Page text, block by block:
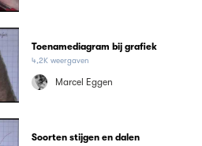
Toenamediagram bij grafiek
4,2K weergaven
Marcel Eggen
Soorten stijgen en dalen